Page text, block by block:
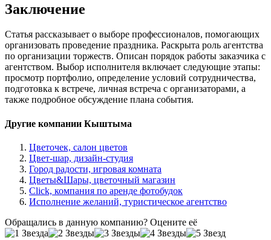
Заключение
Статья рассказывает о выборе профессионалов, помогающих
организовать проведение праздника. Раскрыта роль агентства
по организации торжеств. Описан порядок работы заказчика с
агентством. Выбор исполнителя включает следующие этапы:
просмотр портфолио, определение условий сотрудничества,
подготовка к встрече, личная встреча с организаторами, а
также подробное обсуждение плана события.
Другие компании Кыштыма
Цветочек, салон цветов
Цвет-шар, дизайн-студия
Город радости, игровая комната
Цветы&Шары, цветочный магазин
Click, компания по аренде фотобудок
Исполнение желаний, туристическое агентство
Обращались в данную компанию? Оцените её